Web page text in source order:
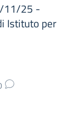
11/25 -
Istituto per